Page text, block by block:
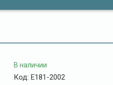
В наличии
Код: E181-2002